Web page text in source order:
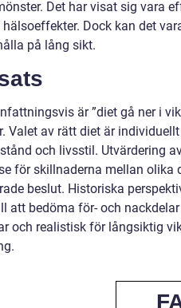
Det har visat sig vara
Dock kan det
på lång sikt.
är ”diet gå ner i
Valet av rätt diet är
och livsstil. Utvärdering
för skillnaderna mellan olika
beslut. Historiska
att bedöma för- och
och realistisk för långsiktig